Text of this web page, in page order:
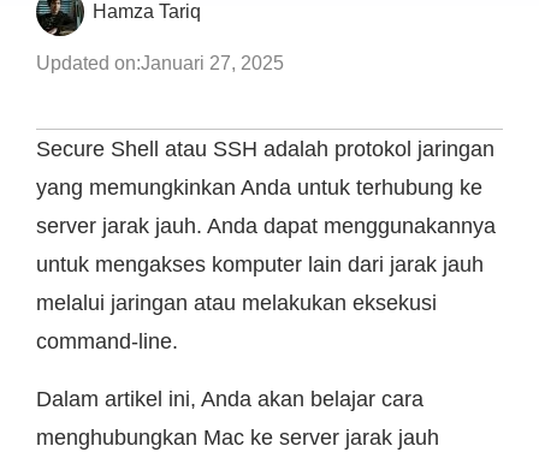
Hamza Tariq
Updated on:Januari 27, 2025
Secure Shell atau SSH adalah protokol jaringan
yang memungkinkan Anda untuk terhubung ke
server jarak jauh. Anda dapat menggunakannya
untuk mengakses komputer lain dari jarak jauh
melalui jaringan atau melakukan eksekusi
command-line.
Dalam artikel ini, Anda akan belajar cara
menghubungkan Mac ke server jarak jauh